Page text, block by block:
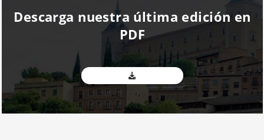
Descarga nuestra última edición en
PDF